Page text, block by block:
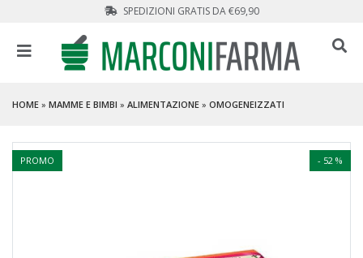
SPEDIZIONI GRATIS DA €69,90
HOME » MAMME E BIMBI » ALIMENTAZIONE » OMOGENEIZZATI
- 52 %
PROMO